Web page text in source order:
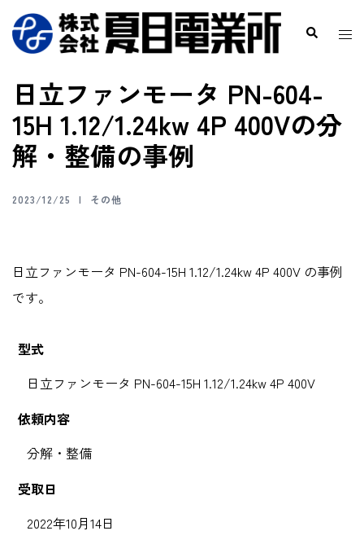
日立ファンモータ PN-604-
15H 1.12/1.24kw 4P 400Vの分
解・整備の事例
2023/12/25 その他
日立ファンモータ PN-604-15H 1.12/1.24kw 4P 400V の事例
です。
型式
日立ファンモータ PN-604-15H 1.12/1.24kw 4P 400V
依頼内容
分解・整備
受取日
2022年10月14日